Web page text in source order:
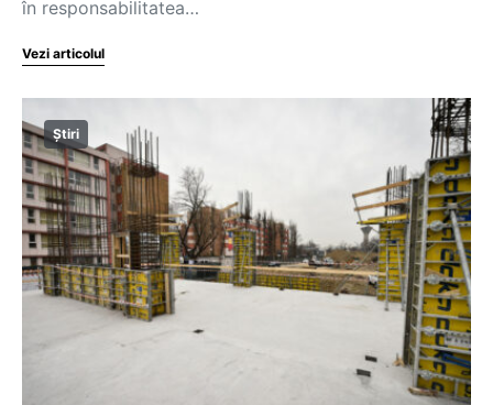
în responsabilitatea…
Vezi articolul
Știri